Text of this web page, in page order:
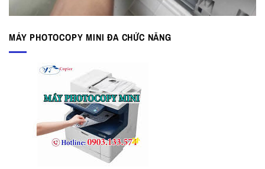
MÁY PHOTOCOPY MINI ĐA CHỨC NĂNG